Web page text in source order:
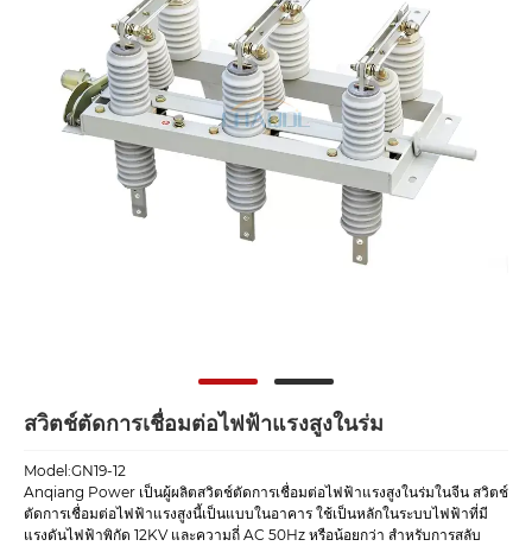
สวิตช์ตัดการเชื่อมต่อไฟฟ้าแรงสูงในร่ม
Model:GN19-12
Anqiang Power เป็นผู้ผลิตสวิตช์ตัดการเชื่อมต่อไฟฟ้าแรงสูงในร่มในจีน สวิตช์
ตัดการเชื่อมต่อไฟฟ้าแรงสูงนี้เป็นแบบในอาคาร ใช้เป็นหลักในระบบไฟฟ้าที่มี
แรงดันไฟฟ้าพิกัด 12KV และความถี่ AC 50Hz หรือน้อยกว่า สำหรับการสลับ